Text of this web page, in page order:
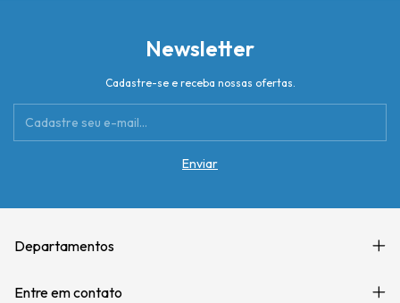
Newsletter
Cadastre-se e receba nossas ofertas.
Departamentos
Entre em contato